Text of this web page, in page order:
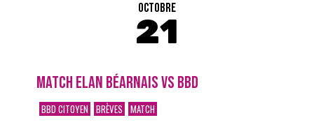
OCTOBRE
21
MATCH ELAN BÉARNAIS VS BBD
BBD CITOYEN BRÈVES MATCH